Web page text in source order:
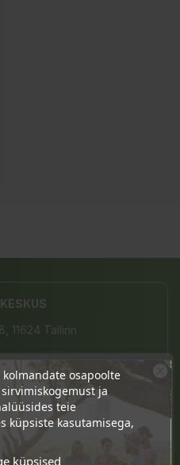
11624 Tallinn
P 10-19
8211
osapoolte
ja
teie
küpsiste kasutamisega,
küpsised